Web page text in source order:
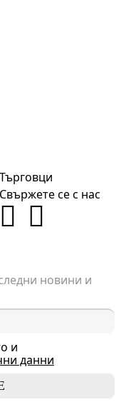
Търговци
Свържете се с нас
новини и
и
данни